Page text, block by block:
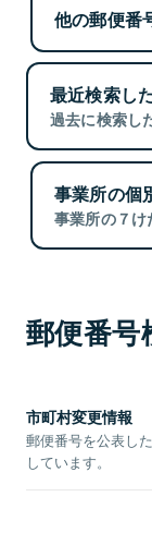
他の郵便番
最近検索し
過去に検索し
事業所の個
事業所の７け
郵便番号
市町村変更情報
郵便番号を公表し
しています。